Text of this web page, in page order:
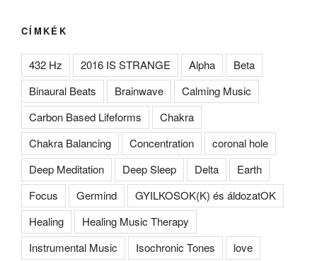
CÍMKÉK
432 Hz 2016 IS STRANGE Alpha
Beta
Binaural Beats
Brainwave
Calming Music
Carbon Based Lifeforms
Chakra
Chakra Balancing
Concentration
coronal hole
Deep Meditation
Deep Sleep Delta
Earth
Focus
Germind
GYILKOSOK(K) és áldozatOK
Healing
Healing Music Therapy
Instrumental Music
Isochronic Tones love